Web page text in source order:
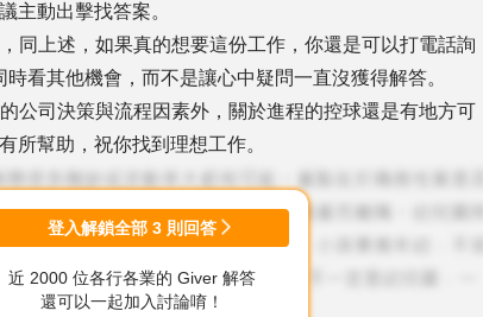
主動出擊找答案。
同上述，如果真的想要這份工作，你還是可以打電話詢
看其他機會，而不是讓心中疑問一直沒獲得解答。
公司決策與流程因素外，關於進程的控球還是有地方可
所幫助，祝你找到理想工作。
登入解鎖全部 3 則回答
近 2000 位各行各業的 Giver 解答
還可以一起加入討論唷！